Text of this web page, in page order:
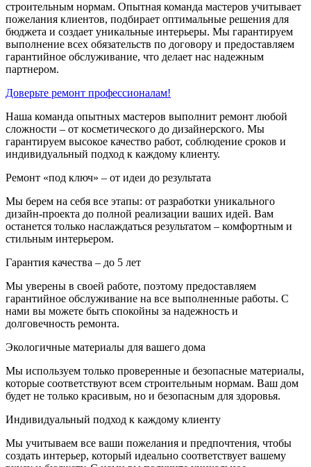
строительным нормам. Опытная команда мастеров учитывает
пожелания клиентов, подбирает оптимальные решения для
бюджета и создает уникальные интерьеры. Мы гарантируем
выполнение всех обязательств по договору и предоставляем
гарантийное обслуживание, что делает нас надежным
партнером.
Доверьте ремонт профессионалам!
Наша команда опытных мастеров выполнит ремонт любой
сложности – от косметического до дизайнерского. Мы
гарантируем высокое качество работ, соблюдение сроков и
индивидуальный подход к каждому клиенту.
Ремонт «под ключ» – от идеи до результата
Мы берем на себя все этапы: от разработки уникального
дизайн-проекта до полной реализации ваших идей. Вам
останется только наслаждаться результатом – комфортным и
стильным интерьером.
Гарантия качества – до 5 лет
Мы уверены в своей работе, поэтому предоставляем
гарантийное обслуживание на все выполненные работы. С
нами вы можете быть спокойны за надежность и
долговечность ремонта.
Экологичные материалы для вашего дома
Мы используем только проверенные и безопасные материалы,
которые соответствуют всем строительным нормам. Ваш дом
будет не только красивым, но и безопасным для здоровья.
Индивидуальный подход к каждому клиенту
Мы учитываем все ваши пожелания и предпочтения, чтобы
создать интерьер, который идеально соответствует вашему